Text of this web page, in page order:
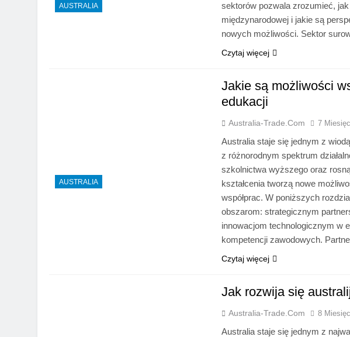
AUSTRALIA
sektorów pozwala zrozumieć,
międzynarodowej i jakie są
nowych możliwości. Sektor
Czytaj więcej
AUSTRALIA
Jakie są możliwości
edukacji
Australia-Trade.com 7
Australia staje się jednym z
z różnorodnym spektrum
szkolnictwa wyższego oraz
kształcenia tworzą nowe
współprac. W poniższych
obszarom: strategicznym
innowacjom technologicznym w
kompetencji zawodowych.
Czytaj więcej
Jak rozwija się
Australia-Trade.com 8
Australia staje się jednym z